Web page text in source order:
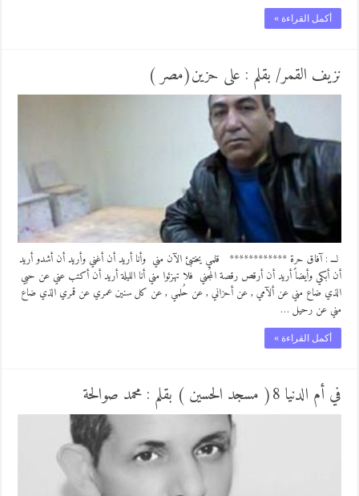
أكمل القراءة »
نزيف القمر/ بقلم : على حزين(مصر )
لـــ : آفاق حرة ************ قلمي يختبئ الآن مني وأنا أريد أن أغني وأريد أن أشدو أريد
أن أبكي وأيضاً أريد أن أرقص رقصة المُجني فلا تهزئوا مني أنا الليلة أريد أن أكتب عني عن حبي
الذي ضاع مني عن ألآمي , عن أحزاني , عن حُلمي , عن كل سنين عمري عن قمري الذي ضاع
مني عن رحيل …
أكمل القراءة »
في أم الدنيا 8( مسجد الحسين ) بقلم : محمد صوالحة